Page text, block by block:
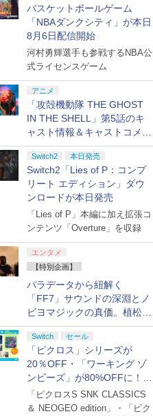
バスケットボールゲーム
「NBAダンクシティ」が本日
8月6日配信開始
河村勇輝選手も参戦するNBA公
式ライセンスゲーム
アニメ
「攻殻機動隊 THE GHOST
IN THE SHELL」第5話のキ
ャスト情報＆キャストコメン
ト、エンドカードを公開！
Switch2 本日発売
Switch2「Lies of P：コンプ
リート エディション」ダウ
ンロードが本日発売
「Lies of P」本編に加え拡張コ
ンテンツ「Overture」を収録
エンタメ
【特別企画】
パラデータから紐解く
「FF7」サウンドの深淵とノ
ビヨマジックの真価。植松伸
夫氏による「ff vol.7」一挙レ
ポート
Switch セール
「ピクロス」シリーズが
20％OFF・「ワーキング ゾ
ンビーズ」が80%OFFに！
「ジュピターサマーセール
2026」開催
「ピクロスS SNK CLASSICS
＆ NEOGEO edition」・「ピク